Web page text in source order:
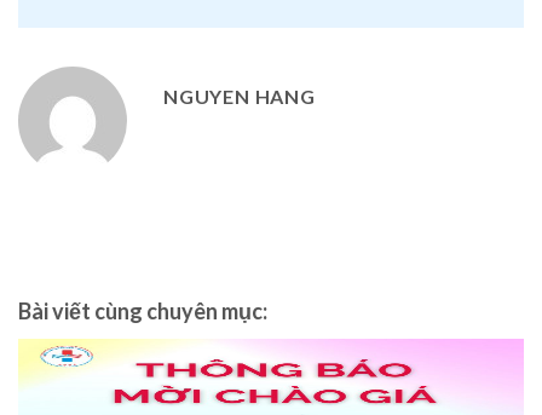
NGUYEN HANG
Bài viết cùng chuyên mục: